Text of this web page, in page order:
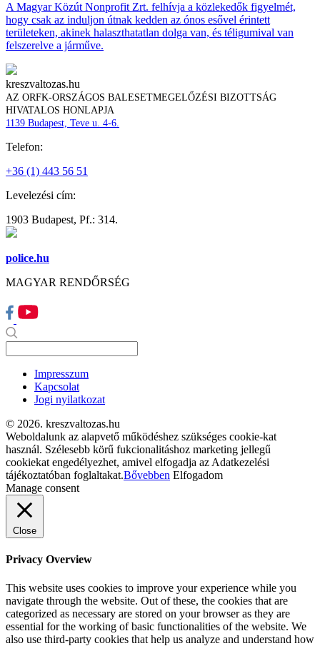
A Magyar Közút Nonprofit Zrt. felhívja a közlekedők figyelmét,
hogy csak az induljon útnak kedden az ónos esővel érintett
területeken, akinek halaszthatatlan dolga van, és téligumival van
felszerelve a járműve.
kreszvaltozas.hu
AZ ORFK-ORSZÁGOS BALESETMEGELŐZÉSI BIZOTTSÁG
HIVATALOS HONLAPJA
1139 Budapest, Teve u. 4-6.
Telefon:
+36 (1) 443 56 51
Levelezési cím:
1903 Budapest, Pf.: 314.
police.hu
MAGYAR RENDŐRSÉG
Impresszum
Kapcsolat
Jogi nyilatkozat
© 2026. kreszvaltozas.hu
Weboldalunk az alapvető működéshez szükséges cookie-kat
használ. Szélesebb körű fukcionalitáshoz marketing jellegű
cookiekat engedélyezhet, amivel elfogadja az Adatkezelési
tájékoztatóban foglaltakat.Bővebben Elfogadom
Manage consent
Close
Privacy Overview
This website uses cookies to improve your experience while you
navigate through the website. Out of these, the cookies that are
categorized as necessary are stored on your browser as they are
essential for the working of basic functionalities of the website. We
also use third-party cookies that help us analyze and understand how